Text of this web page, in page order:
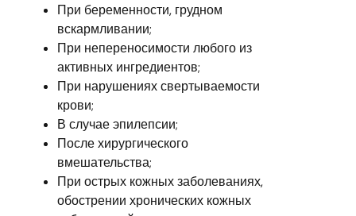
При беременности, грудном
вскармливании;
При непереносимости любого из
активных ингредиентов;
При нарушениях свертываемости
крови;
В случае эпилепсии;
После хирургического
вмешательства;
При острых кожных заболеваниях,
обострении хронических кожных